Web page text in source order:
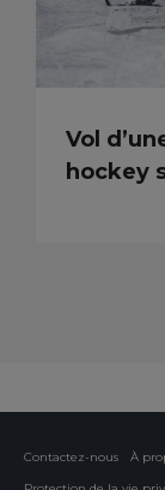
Vol
hockey
Contactez-nous À